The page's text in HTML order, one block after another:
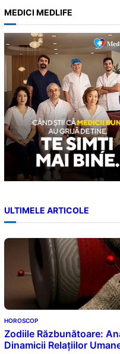
a
r
c
h
MEDICI MEDLIFE
ULTIMELE ARTICOLE
HOROSCOP
Zodiile Răzbunătoare:
Dinamicii Relațiilor